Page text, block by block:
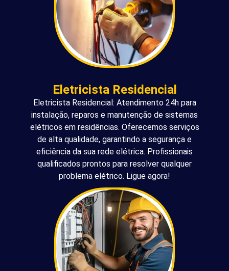
Eletricista Residencial
Eletricista Residencial: Atendimento 24h para
instalação, reparos e manutenção de sistemas
elétricos em residências. Oferecemos serviços
de alta qualidade, garantindo a segurança e
eficiência da sua rede elétrica. Profissionais
qualificados prontos para resolver qualquer
problema elétrico. Ligue agora!